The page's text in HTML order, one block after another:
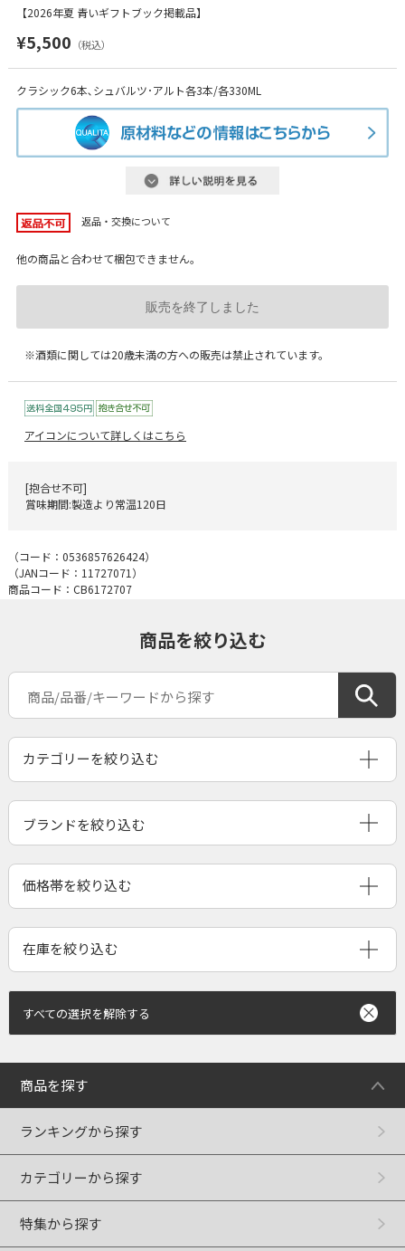
【2026年夏 青いギフトブック掲載品】
¥5,500 （税込）
クラシック6本､シュバルツ･アルト各3本/各330ML
返品・交換について
他の商品と合わせて梱包できません。
販売を終了しました
※酒類に関しては20歳未満の方への販売は禁止されています。
アイコンについて詳しくはこちら
[抱合せ不可]
賞味期間:製造より常温120日
（コード： 0536857626424）
（JANコード： 11727071 ）
商品コード：CB6172707
商品を絞り込む
ブランドを絞り込む
すべての選択を解除する
商品を探す
ランキングから探す
カテゴリーから探す
特集から探す